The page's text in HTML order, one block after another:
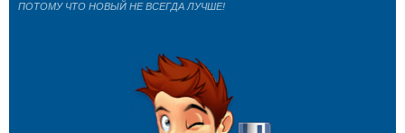
ПОТОМУ ЧТО НОВЫЙ НЕ ВСЕГДА ЛУЧШЕ!